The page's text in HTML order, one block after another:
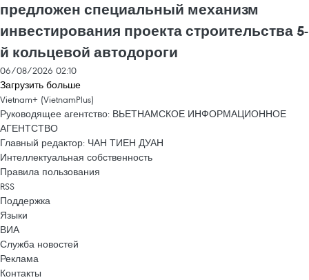
предложен специальный механизм
инвестирования проекта строительства 5-
й кольцевой автодороги
06/08/2026 02:10
Загрузить больше
Vietnam+ (VietnamPlus)
Руководящее агентство: ВЬЕТНАМСКОЕ ИНФОРМАЦИОННОЕ
АГЕНТСТВО
Главный редактор: ЧАН ТИЕН ДУАН
Интеллектуальная собственность
Правила пользования
RSS
Поддержка
Языки
ВИА
Служба новостей
Реклама
Контакты